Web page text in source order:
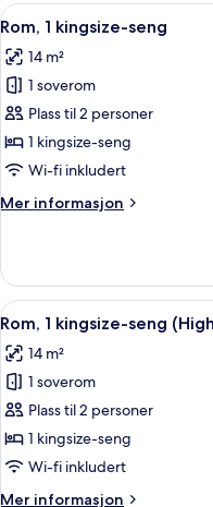
Åpne
alle
bildene
av
Rom,
1
kingsize-
7
Rom, 1 kingsize-seng
14 m²
1 soverom
Plass til 2 personer
1 kingsize-seng
Wi-fi inkludert
Mer informasjon
Mer
1
kingsize-
seng
Åpne
alle
bildene
av
Rom,
1
kingsize-
11
Rom, 1 kingsize-seng
14 m²
1 soverom
Plass til 2 personer
1 kingsize-seng
Wi-fi inkludert
Mer informasjon
Mer